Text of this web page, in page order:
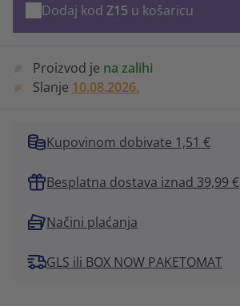
Dodaj kod Z15 u košaricu
Proizvod je na zalihi
Slanje 10.08.2026.
Kupovinom dobivate 1,51 €
Besplatna dostava iznad 39,99 €
Načini plaćanja
GLS ili BOX NOW PAKETOMAT